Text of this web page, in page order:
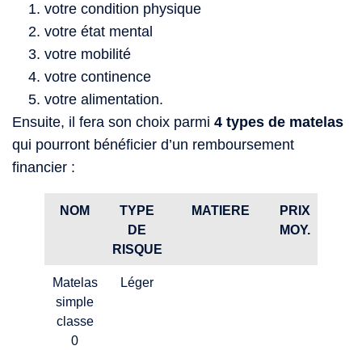
votre condition physique
votre état mental
votre mobilité
votre continence
votre alimentation.
Ensuite, il fera son choix parmi 4 types de matelas
qui pourront bénéficier d’un remboursement
financier :
NOM
TYPE
DE
RISQUE
MATIERE
PRIX
MOY.
Matelas
simple
classe
0
Léger